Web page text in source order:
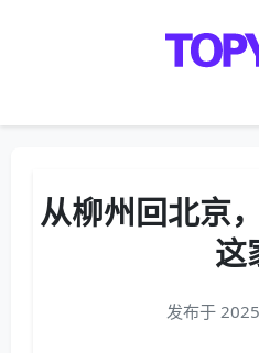
从柳州回北京
这
发布于